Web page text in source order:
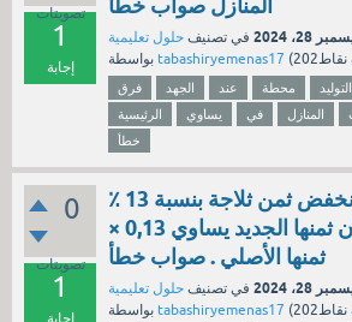
تصويتات
1
إجابة
المنازل صواب خطأ
28، 2024 في تصنيف حلول تعليمية
tabashiryemenas17 (
فرق الجهد عند محطة
التوليد
الرئيسية
يساوي في المنازل
خطأ
0
تصويتات
1
إجابة
إذا انخفض ثمن ثلاجة بنسبة 13 ٪
فإن ثمنها الجديد يساوي 0,13 ×
ثمنها الأصلي . صواب خطأ
28، 2024 في تصنيف حلول تعليمية
tabashiryemenas17 (